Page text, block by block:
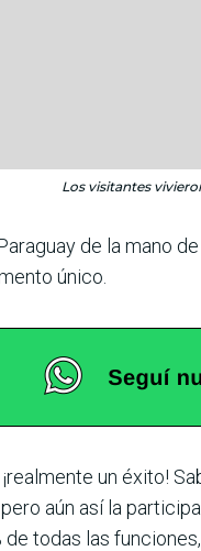
Los visitantes
de la mano
único.
un éxito!
aún así la
todas las